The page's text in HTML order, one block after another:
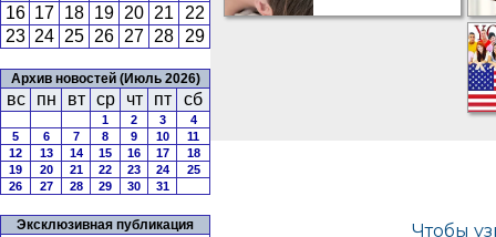
16 17 18 19 20 21
22
23 24 25 26 27 28 29
Архив новостей (Июль 2026)
вс пн вт ср чт пт сб
1 2 3
4
5
6 7 8 9 10
11
12
13 14 15 16 17
18
19
20 21 22 23 24
25
26
27 28 29 30 31
Эксклюзивная публикация